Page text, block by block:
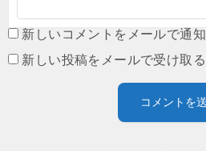
新しいコメントをメールで通知
新しい投稿をメールで受け取る